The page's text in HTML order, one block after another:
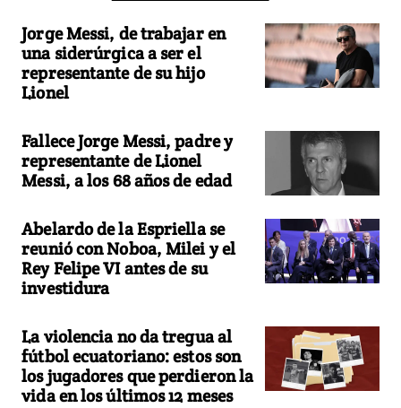
Jorge Messi, de trabajar en
una siderúrgica a ser el
representante de su hijo
Lionel
Fallece Jorge Messi, padre y
representante de Lionel
Messi, a los 68 años de edad
Abelardo de la Espriella se
reunió con Noboa, Milei y el
Rey Felipe VI antes de su
investidura
La violencia no da tregua al
fútbol ecuatoriano: estos son
los jugadores que perdieron la
vida en los últimos 12 meses